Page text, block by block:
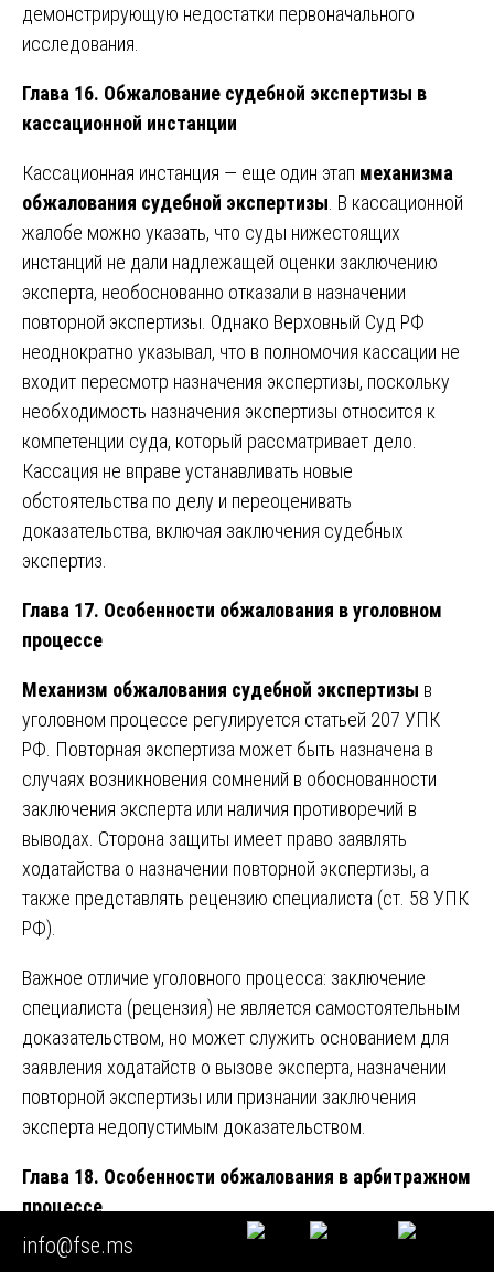
демонстрирующую недостатки первоначального
исследования.
Глава 16. Обжалование судебной экспертизы в
кассационной инстанции
Кассационная инстанция — еще один этап механизма
обжалования судебной экспертизы . В кассационной
жалобе можно указать, что суды нижестоящих
инстанций не дали надлежащей оценки заключению
эксперта, необоснованно отказали в назначении
повторной экспертизы. Однако Верховный Суд РФ
неоднократно указывал, что в полномочия кассации не
входит пересмотр назначения экспертизы, поскольку
необходимость назначения экспертизы относится к
компетенции суда, который рассматривает дело.
Кассация не вправе устанавливать новые
обстоятельства по делу и переоценивать
доказательства, включая заключения судебных
экспертиз.
Глава 17. Особенности обжалования в уголовном
процессе
Механизм обжалования судебной экспертизы в
уголовном процессе регулируется статьей 207 УПК
РФ. Повторная экспертиза может быть назначена в
случаях возникновения сомнений в обоснованности
заключения эксперта или наличия противоречий в
выводах. Сторона защиты имеет право заявлять
ходатайства о назначении повторной экспертизы, а
также представлять рецензию специалиста (ст. 58 УПК
РФ).
Важное отличие уголовного процесса: заключение
специалиста (рецензия) не является самостоятельным
доказательством, но может служить основанием для
заявления ходатайств о вызове эксперта, назначении
повторной экспертизы или признании заключения
эксперта недопустимым доказательством.
Глава 18. Особенности обжалования в арбитражном
процессе
В арбитражном процессе
info@fse.ms